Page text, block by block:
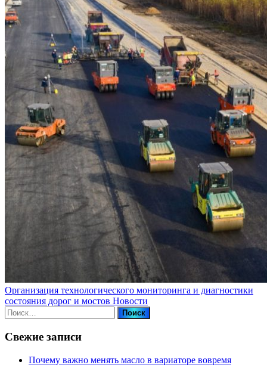
Организация технологического мониторинга и диагностики
состояния дорог и мостов Новости
Найти:
Свежие записи
Почему важно менять масло в вариаторе вовремя